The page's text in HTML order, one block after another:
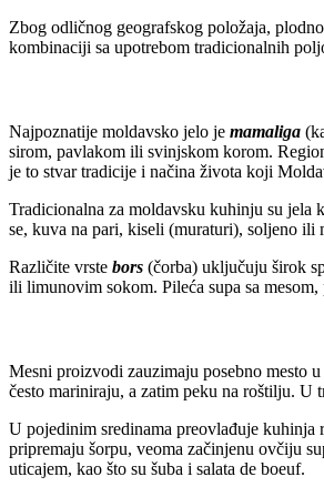
Zbog odličnog geografskog položaja,
kombinaciji sa upotrebom tradicionalnih
Najpoznatije moldavsko jelo je mamaliga
sirom, pavlakom ili svinjskom korom.
je to stvar tradicije i načina života koji
Tradicionalna za moldavsku kuhinju su jela
se, kuva na pari, kiseli (muraturi), soljeno ili
Različite vrste bors (čorba) uključuju širok
ili limunovim sokom. Pileća supa sa
Mesni proizvodi zauzimaju posebno mesto
često mariniraju, a zatim peku na roštilju. U
U pojedinim sredinama preovlađuje
pripremaju šorpu, veoma začinjenu ovčiju
uticajem, kao što su šuba i salata de boeuf.